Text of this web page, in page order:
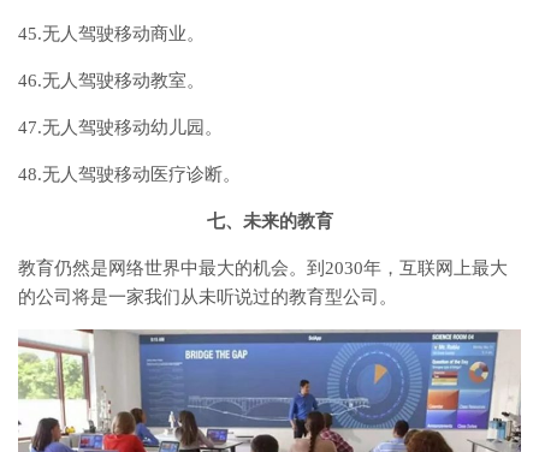
45.无人驾驶移动商业。
46.无人驾驶移动教室。
47.无人驾驶移动幼儿园。
48.无人驾驶移动医疗诊断。
七、未来的教育
教育仍然是网络世界中最大的机会。到2030年，互联网上最大
的公司将是一家我们从未听说过的教育型公司。